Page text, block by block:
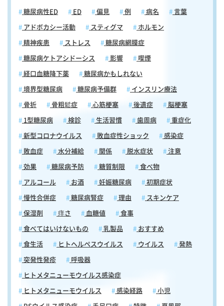
糖尿病性ED ED 偏見 例 病名 言葉
アドボカシー活動 スティグマ ホルモン
精神疾患 ストレス 糖尿病網膜症
糖尿病ケトアシドーシス 影響 喫煙
経口血糖降下薬 糖尿病かもしれない
境界型糖尿病 糖尿病予備群 インスリン療法
骨折 骨粗鬆症 心筋梗塞 後遺症 脳梗塞
1型糖尿病 検診 生活習慣 歯周病 重症化
新型コロナウイルス 敗血症性ショック 感染症
敗血症 水分補給 関係 脱水症状 注意
効果 糖尿病予防 糖質制限 食べ物
アルコール お酒 妊娠糖尿病 初期症状
慢性合併症 糖尿病腎症 理由 スキンケア
保湿剤 痒さ 血糖値 食事
食べてはいけないもの 乳製品 おすすめ
食生活 ヒトヘルペスウイルス ウイルス 発熱
突発性発疹 呼吸器
ヒトメタニューモウイルス感染症
ヒトメタニューモウイルス 感染経路 小児